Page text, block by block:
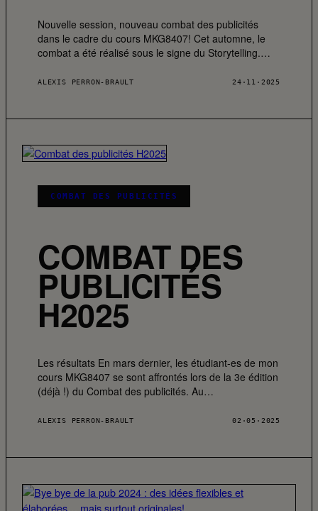
Nouvelle session, nouveau combat des publicités
dans le cadre du cours MKG8407! Cet automne, le
combat a été réalisé sous le signe du Storytelling.…
ALEXIS PERRON-BRAULT 24·11·2025
COMBAT DES PUBLICITÉS
COMBAT DES
PUBLICITÉS
H2025
Les résultats En mars dernier, les étudiant-es de mon
cours MKG8407 se sont affrontés lors de la 3e édition
(déjà !) du Combat des publicités. Au…
ALEXIS PERRON-BRAULT 02·05·2025